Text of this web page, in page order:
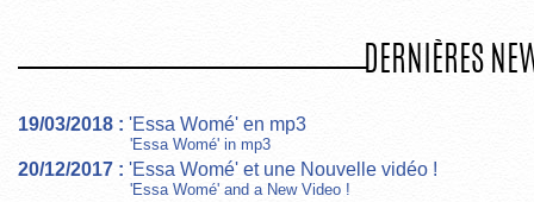
DERNIÈRES
19/03/2018 : 'Essa Womé' en mp3
'Essa Womé' in mp3
20/12/2017 : 'Essa Womé' et une Nouvelle vidéo !
'Essa Womé' and a New Video !